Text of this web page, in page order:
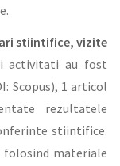
stiintifice, vizite
activitati au fost
Scopus), 1 articol
rezultatele
stiintifice.
folosind materiale